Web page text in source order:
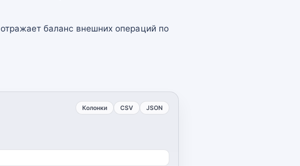
баланс внешних операций по
Колонки CSV JSON